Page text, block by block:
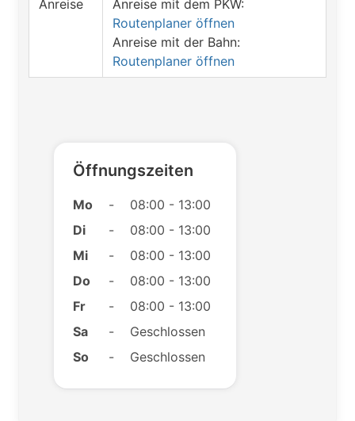
Anreise
Anreise mit dem PKW:
Routenplaner öffnen
Anreise mit der Bahn:
Routenplaner öffnen
Öffnungszeiten
Mo -
08:00 - 13:00
Di
-
08:00 - 13:00
Mi
-
08:00 - 13:00
Do
-
08:00 - 13:00
Fr
-
08:00 - 13:00
Sa
-
Geschlossen
So
- Geschlossen